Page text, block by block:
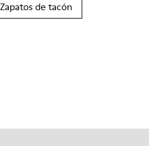
Zapatos de tacón